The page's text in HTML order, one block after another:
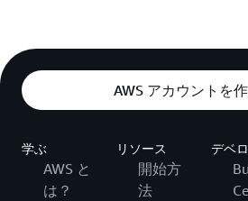
AWS アカウントを
学ぶ
AWS と
は？
リソース
開始方
法
デベ